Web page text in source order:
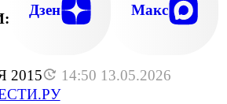
2015
14:50 13.05.2026
Дзен Макс